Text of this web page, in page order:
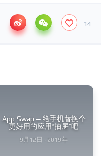
14
App Swap – 给手机替换个
更好用的应用“抽屉”吧
9月12日 · 2019年